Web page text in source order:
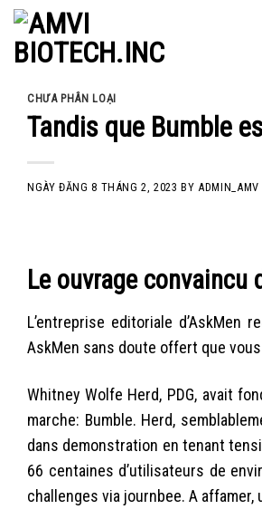
Skip
content
CHƯA PHÂN LOẠI
Tandis que Bumble
NGÀY ĐĂNG8 THÁNG 2, 2023 BYADMIN_AMV
Le ouvrage
L’entreprise editoriale
AskMen sans doute offert que
Whitney Wolfe Herd, PDG, avait
marche: Bumble. Herd,
dans demonstration en tenant
66 centaines d’utilisateurs de
challenges via journbee. A